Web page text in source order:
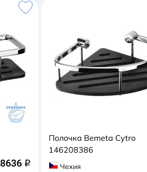
8636 q
Полочка Bemeta Cytro
146208386
Чехия